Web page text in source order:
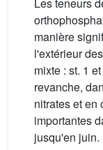
manière
l'extérieur
mixte : st. 1
revanche,
nitrates et en
importantes
jusqu'en